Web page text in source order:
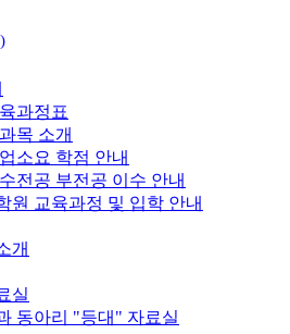
과정표
목 소개
소요 학점 안내
전공 부전공 이수 안내
원 교육과정 및 입학 안내
개
실
동아리 "등대" 자료실